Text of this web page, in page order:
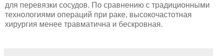
для перевязки сосудов. По сравнению с традиционными
технологиями операций при раке, высокочастотная
хирургия менее травматична и бескровная.